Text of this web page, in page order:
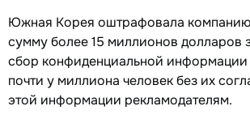
Южная Корея оштрафовала
сумму более 15 миллионов долларов
сбор конфиденциальной информации
почти у миллиона человек без их
этой информации рекламодателям.